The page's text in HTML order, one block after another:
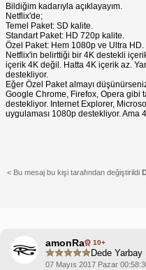
Bildiğim kadarıyla açıklayayım.
Netflix'de;
Temel Paket: SD kalite.
Standart Paket: HD 720p kalite.
Özel Paket: Hem 1080p ve Ultra HD.
Netflix'in belirttiği bir 4K destekli
içerik 4K değil. Hatta 4K içerik az.
destekliyor.
Eğer Özel Paket almayı
Google Chrome, Firefox, Opera gibi
destekliyor. Internet Explorer,
uygulaması 1080p destekliyor. Ama
< Bu mesaj bu kişi tarafından değiştirildi
amonRa 10+
Dede Yarbay
07 Mayıs 2017 Pazar